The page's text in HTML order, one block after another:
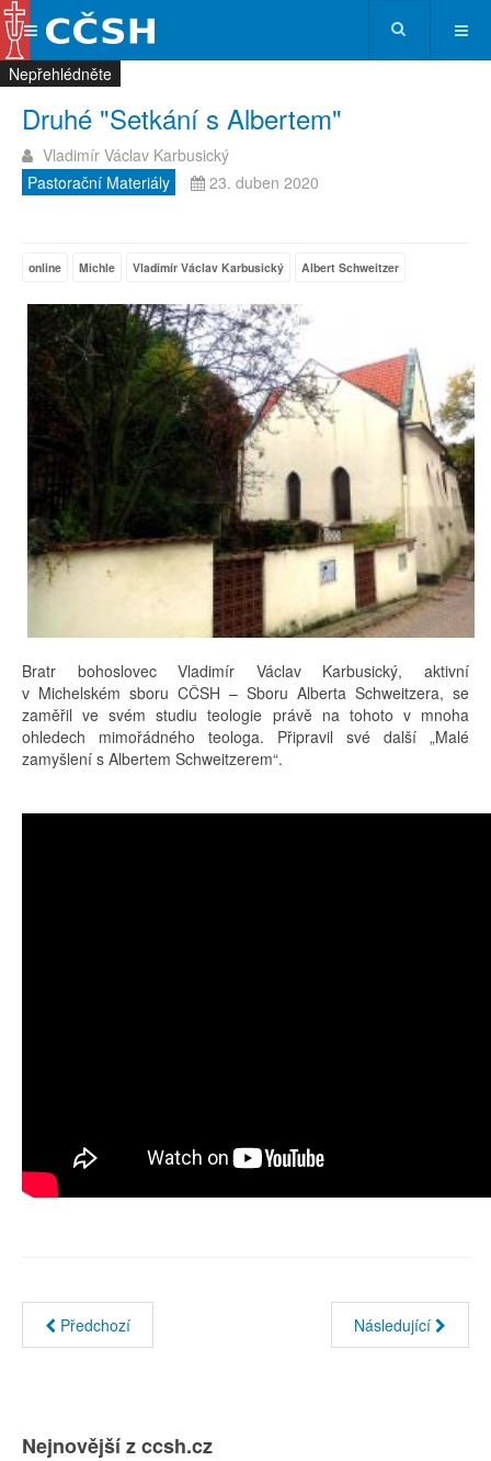
Druhé "Setkání s Albertem"
Vladimír Václav Karbusický
Pastorační Materiály
23. duben 2020
online Michle Vladimír Václav Karbusický Albert Schweitzer
Bratr bohoslovec Vladimír Václav Karbusický, aktivní
v Michelském sboru CČSH – Sboru Alberta Schweitzera, se
zaměřil ve svém studiu teologie právě na tohoto v mnoha
ohledech mimořádného teologa. Připravil své další „Malé
zamyšlení s Albertem Schweitzerem“.
Předchozí Následující
Nejnovější z ccsh.cz
Nepřehlédněte
Nepřehlédněte
Nepřehlédněte
Nepřehlédněte